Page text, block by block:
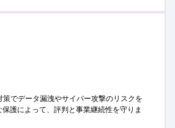
でデータ漏洩やサイバー攻撃のリスクを
護によって、評判と事業継続性を守りま